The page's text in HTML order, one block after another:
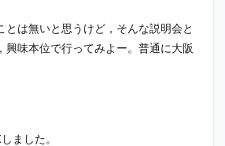
とは無いと思うけど，そんな説明会と
興味本位で行ってみよー。普通に大阪
ました。